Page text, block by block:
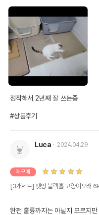
정착해서 2년째 잘 쓰는중
#상품후기
Luca 2024.04.29
재구매
[3개세트] 펫띵 블랙홀 고양이모래
완전 훌륭까지는 아닐지 모르지